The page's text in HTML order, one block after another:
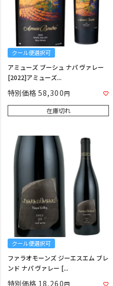
クール便選択可
アミューズ ブーシュ ナパ ヴァレー
[2022]アミューズ...
特別価格 58,300
在庫切れ
クール便選択可
ファラオモーンズ ジーエスエム ブレ
ンド ナパ ヴァレー [...
特別価格 18,260